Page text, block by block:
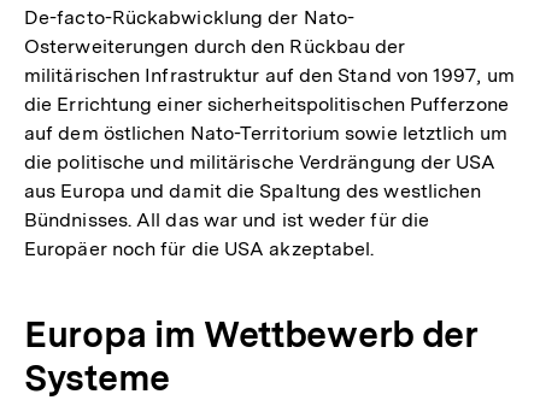
De-facto-Rückabwicklung der Nato-
Osterweiterungen durch den Rückbau der
militärischen Infrastruktur auf den Stand von 1997, um
die Errichtung einer sicherheitspolitischen Pufferzone
auf dem östlichen Nato-Territorium sowie letztlich um
die politische und militärische Verdrängung der USA
aus Europa und damit die Spaltung des westlichen
Bündnisses. All das war und ist weder für die
Europäer noch für die USA akzeptabel.
Europa im Wettbewerb der
Systeme